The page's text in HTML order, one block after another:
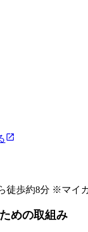
徒歩約8分 ※マイ
めの取組み